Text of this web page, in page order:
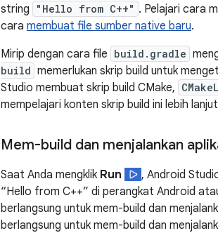
string
"Hello from C++" . Pelajari cara
cara membuat file sumber native baru.
Mirip dengan cara file build.gradle
build memerlukan skrip build untuk
Studio membuat skrip build CMake,
mempelajari konten skrip build ini lebih
Mem-build dan menjalankan
Saat Anda mengklik Run
, Android
“Hello from C++” di perangkat Android
berlangsung untuk mem-build dan
berlangsung untuk mem-build dan